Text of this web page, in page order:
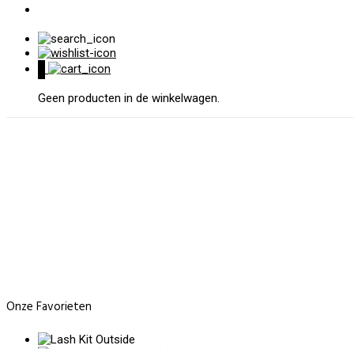
Geen producten in de winkelwagen.
Onze Favorieten